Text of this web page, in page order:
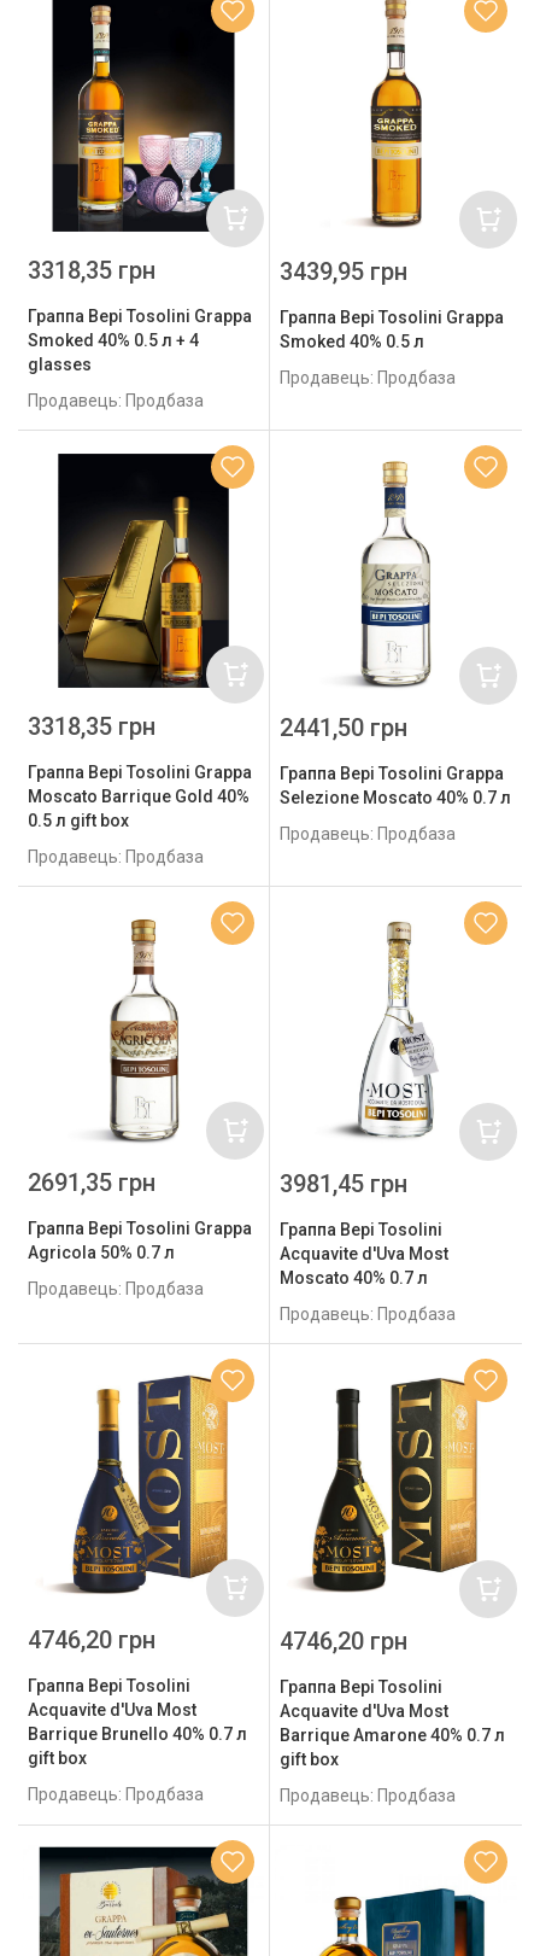
Граппа Bepi Tosolini Grappa
Smoked 40% 0.5 л + 4
glasses
Продавець: Продбаза
3318,35 грн
Граппа Bepi Tosolini Grappa
Smoked 40% 0.5 л
Продавець: Продбаза
3439,95 грн
Граппа Bepi Tosolini Grappa
Moscato Barrique Gold 40%
0.5 л gift box
Продавець: Продбаза
3318,35 грн
Граппа Bepi Tosolini Grappa
Selezione Moscato 40% 0.7 л
Продавець: Продбаза
2441,50 грн
Граппа Bepi Tosolini Grappa
Agricola 50% 0.7 л
Продавець: Продбаза
2691,35 грн
Граппа Bepi Tosolini
Acquavite d'Uva Most
Moscato 40% 0.7 л
Продавець: Продбаза
3981,45 грн
Граппа Bepi Tosolini
Acquavite d'Uva Most
Barrique Brunello 40% 0.7 л
gift box
Продавець: Продбаза
4746,20 грн
Граппа Bepi Tosolini
Acquavite d'Uva Most
Barrique Amarone 40% 0.7 л
gift box
Продавець: Продбаза
4746,20 грн